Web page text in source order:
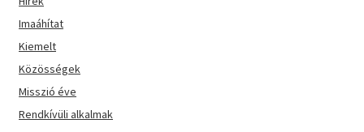
Imaáhítat
Kiemelt
Közösségek
Misszió éve
Rendkívüli alkalmak